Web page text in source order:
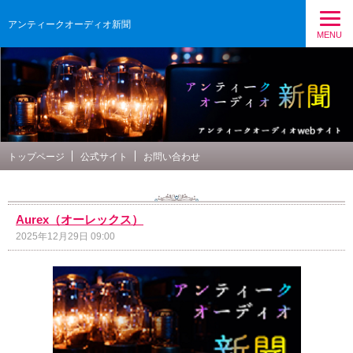
アンティークオーディオ新聞
MENU
トップページ 公式サイト お問い合わせ
Aurex（オーレックス）
2025年12月29日 09:00